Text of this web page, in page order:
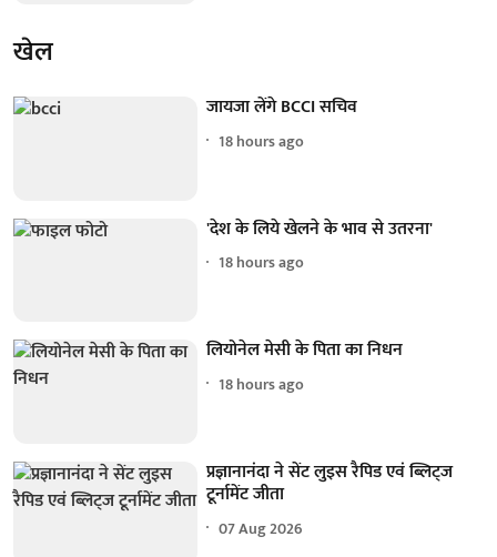
खेल
जायजा लेंगे BCCI सचिव
18 hours ago
'देश के लिये खेलने के भाव से उतरना'
18 hours ago
लियोनेल मेसी के पिता का निधन
18 hours ago
प्रज्ञानानंदा ने सेंट लुइस रैपिड एवं ब्लिट्ज
टूर्नामेंट जीता
07 Aug 2026